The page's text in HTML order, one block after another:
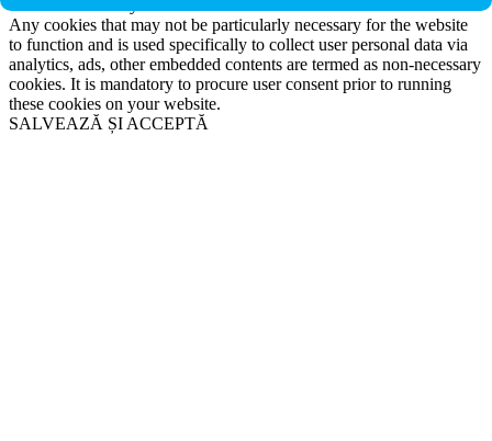
Any cookies that may not be particularly necessary for the website
to function and is used specifically to collect user personal data via
analytics, ads, other embedded contents are termed as non-necessary
cookies. It is mandatory to procure user consent prior to running
these cookies on your website.
SALVEAZĂ ȘI ACCEPTĂ